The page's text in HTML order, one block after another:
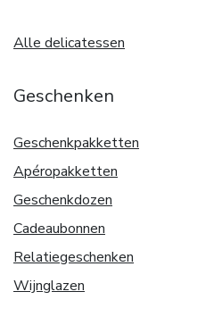
Alle delicatessen
Geschenken
Geschenkpakketten
Apéropakketten
Geschenkdozen
Cadeaubonnen
Relatiegeschenken
Wijnglazen